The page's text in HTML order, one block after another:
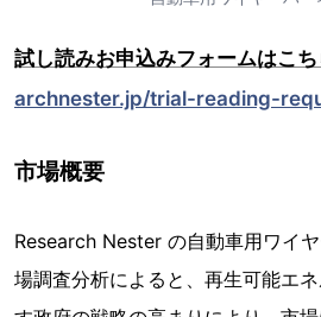
試し読みお申込みフォームはこち
archnester.jp/trial-reading-
市場概要
Research Nester の自動車用ワイ
場調査分析によると、再生可能エ